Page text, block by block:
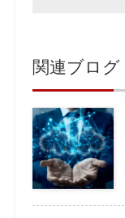
関連ブログ